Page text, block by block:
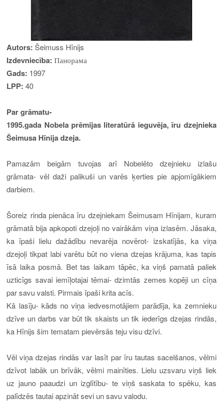
Autors:Šeimuss Hīnijs
Izdevniecība: Панорама
Gads: 1997
LPP:40
Par grāmatu-
1995.gada Nobela prēmijas literatūrā ieguvēja, īru dzejnieka
Šeimusa Hīnija dzeja.
Pamazām beigām tuvojas arī Nobelēto dzejnieku izlašu
grāmata- vēl daži palikuši un varēs ķerties pie apjomīgākiem
darbiem.
Šoreiz rinda pienāca īru dzejniekam Šeimusam Hīnijam, kuram
grāmatā bija apkopoti dzejoļi no vairākām viņa izlasēm. Jāsaka,
ka īpaši lielu dažādību nevarēja novērot- izskatījās, ka viņa
dzejoļi tikpat labi varētu būt no viena dzejas krājuma, kas tapis
īsā laika posmā. Bet tas laikam tāpēc, ka viņš pamatā paliek
uzticīgs savai iemīļotajai tēmai- dzimtās zemes kopēji un cīņa
par savu valsti. Pirmais īpaši krita acīs.
Kā lasīju- kāds no viņa iedvesmotājiem parādīja, ka zemnieku
dzīve un darbs var būt tik skaists un tik iederīgs dzejas rindās,
ka Hīnijs šim tematam pievērsās teju visu dzīvi.
Vēl viņa dzejas rindās var lasīt par īru tautas sacelšanos, vēlmi
dzīvot labāk un brīvāk, vēlmi mainīties. Lielu uzsvaru viņš liek
uz jauno paaudzi un izglītību- te viņš saskata to spēku, kas
palīdzēs tautai apzināt sevi un savu valodu.